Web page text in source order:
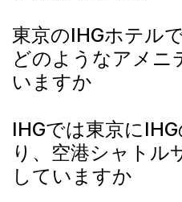
東京のIHGホテル
どのようなアメニ
いますか
IHGでは東京に
り、空港シャトル
していますか